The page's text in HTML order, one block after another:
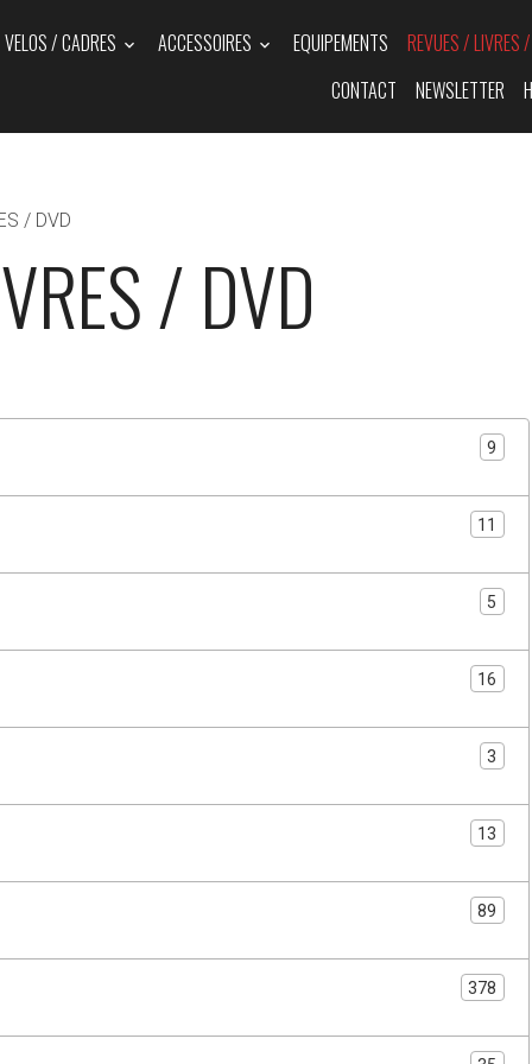
VELOS / CADRES ACCESSOIRES EQUIPEMENTS
REVUES / LIVRES
CONTACT
NEWSLETTER
/ DVD
/ DVD
9
11
5
16
3
13
89
378